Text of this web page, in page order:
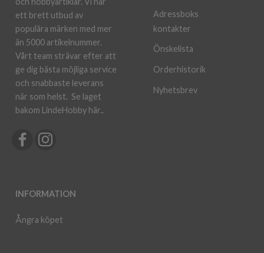
ett brett utbud av
populära märken med mer
än 5000 artikelnummer.
Vårt team strävar efter att
ge dig bästa möjliga service
och snabbaste leverans
när som helst. Se laget
bakom LindeHobby här..
INFORMATION
Ångra köpet
Adressboks
kontakter
Önskelista
Orderhistorik
Nyhetsbrev